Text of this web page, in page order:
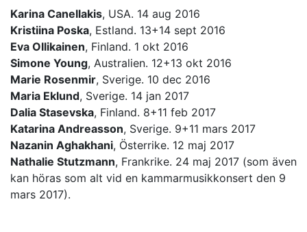
Karina Canellakis, USA. 14 aug 2016
Kristiina Poska, Estland. 13+14 sept 2016
Eva Ollikainen, Finland. 1 okt 2016
Simone Young, Australien. 12+13 okt 2016
Marie Rosenmir, Sverige. 10 dec 2016
Maria Eklund, Sverige. 14 jan 2017
Dalia Stasevska, Finland. 8+11 feb 2017
Katarina Andreasson, Sverige. 9+11 mars 2017
Nazanin Aghakhani, Österrike. 12 maj 2017
Nathalie Stutzmann, Frankrike. 24 maj 2017 (som även
kan höras som alt vid en kammarmusikkonsert den 9
mars 2017).